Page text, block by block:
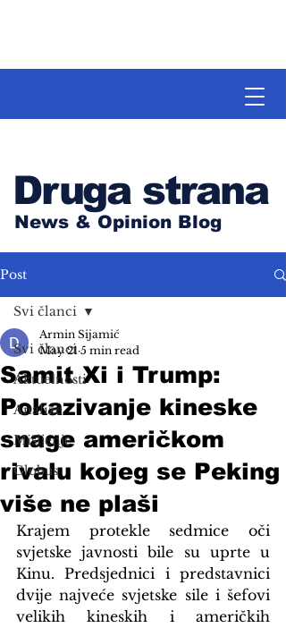
Druga strana
News & Opinion Blog
Post
Svi članci
Aktuelnosti
Analize
Mišljenje
Globus
Svi članci
Samit Xi i Trump:
Pokazivanje kineske
snage američkom
rivalu kojeg se Peking
više ne plaši
Armin Sijamić
May 21 5 min read
Krajem protekle sedmice oči
svjetske javnosti bile su uprte u
Kinu. Predsjednici i predstavnici
dvije najveće svjetske sile i šefovi
velikih kineskih i američkih